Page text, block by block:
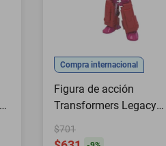
Compra internacional
Figura de acción
Transformers Legacy
Deluxe Elita-1 14 cm
$701